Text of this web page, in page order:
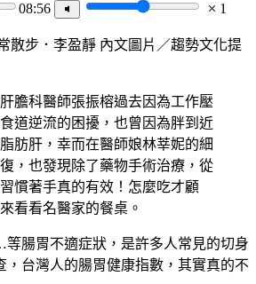
08:56 1
散步．李盈靜 內文圖片／趨勢文化提
膽科醫師張振榕過去因為工作壓
道逆流的困擾，也曾因為胖到近
肪肝，幸而在醫師娘林莘妮的細
，也發現除了藥物手術治療，從
慣著手真的有效！怎麼吃才顧
看看名醫家的餐桌。
腸胃不適症狀，是許多人常見的切身
，台灣人的腸胃健康指數，其實真的不